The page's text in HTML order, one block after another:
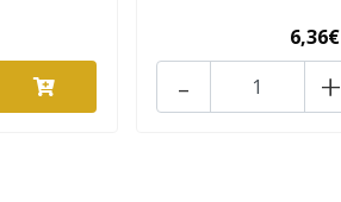
6,36€
+
-